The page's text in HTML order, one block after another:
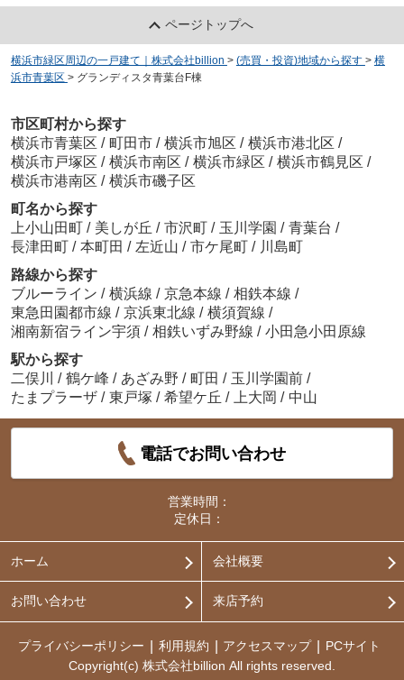
ページトップへ
横浜市緑区周辺の一戸建て｜株式会社billion > (売買・投資)地域から探す > 横
浜市青葉区 > グランディスタ青葉台F棟
市区町村から探す
横浜市青葉区 / 町田市 / 横浜市旭区 / 横浜市港北区 /
横浜市戸塚区 / 横浜市南区 / 横浜市緑区 / 横浜市鶴見区 /
横浜市港南区 / 横浜市磯子区
町名から探す
上小山田町 / 美しが丘 / 市沢町 / 玉川学園 / 青葉台 /
長津田町 / 本町田 / 左近山 / 市ケ尾町 / 川島町
路線から探す
ブルーライン / 横浜線 / 京急本線 / 相鉄本線 /
東急田園都市線 / 京浜東北線 / 横須賀線 /
湘南新宿ライン宇須 / 相鉄いずみ野線 / 小田急小田原線
駅から探す
二俣川
/ 鶴ケ峰 / あざみ野 / 町田 / 玉川学園前 /
たまプラーザ / 東戸塚 / 希望ケ丘 / 上大岡 / 中山
電話でお問い合わせ
営業時間：
定休日：
ホーム 会社概要
お問い合わせ 来店予約
プライバシーポリシー 利用規約 アクセスマップ
PCサイト
Copyright(c) 株式会社billion All rights reserved.